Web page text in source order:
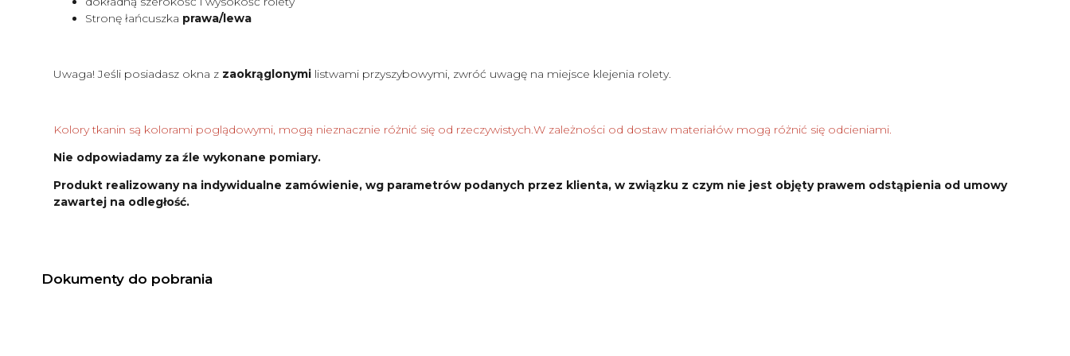
Stronę łańcuszka prawa/lewa
Uwaga! Jeśli posiadasz okna z zaokrąglonymi listwami przyszybowymi, zwróć uwagę na miejsce klejenia rolety.
Kolory tkanin są kolorami poglądowymi, mogą nieznacznie różnić się od rzeczywistych.W zależności od dostaw materiałów mogą różnić się odcieniami.
Nie odpowiadamy za źle wykonane pomiary.
Produkt realizowany na indywidualne zamówienie, wg parametrów podanych przez klienta, w związku z czym nie jest objęty prawem odstąpienia od umowy
zawartej na odległość.
Dokumenty do pobrania